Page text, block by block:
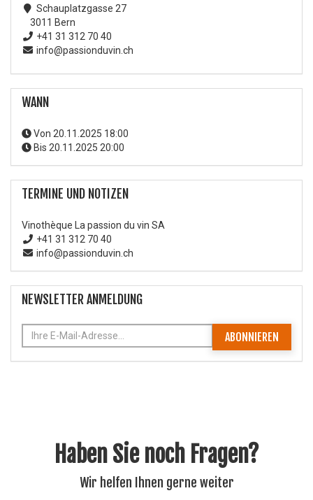
Schauplatzgasse 27
3011 Bern
+41 31 312 70 40
info@passionduvin.ch
WANN
Von 20.11.2025 18:00
Bis 20.11.2025 20:00
TERMINE UND NOTIZEN
Vinothèque La passion du vin SA
+41 31 312 70 40
info@passionduvin.ch
NEWSLETTER ANMELDUNG
ABONNIEREN
Haben Sie noch Fragen?
Wir helfen Ihnen gerne weiter